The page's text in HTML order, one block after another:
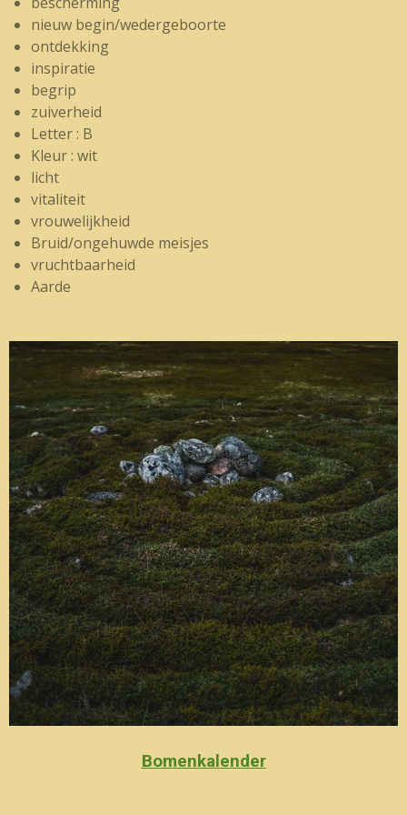
nieuw begin/wedergeboorte
ontdekking
inspiratie
begrip
zuiverheid
Letter : B
Kleur : wit
licht
vitaliteit
vrouwelijkheid
Bruid/ongehuwde meisjes
vruchtbaarheid
Aarde
Bomenkalender